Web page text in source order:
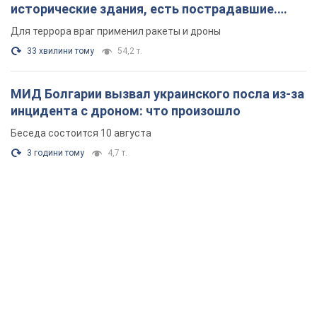
исторические здания, есть пострадавшие.
Фото и видео
Для террора враг применил ракеты и дроны
33 хвилини тому 54,2 т.
МИД Болгарии вызвал украинского посла из-за
инцидента с дроном: что произошло
Беседа состоится 10 августа
3 години тому 4,7 т.